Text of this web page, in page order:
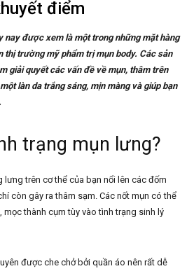
điểm
nay được xem là một trong những mặt hàng
thị trường mỹ phẩm trị mụn body. Các sản
giải quyết các vấn đề về mụn, thâm trên
làn da trắng sáng, mịn màng và giúp bạn
trạng mụn lưng?
lưng trên cơ thể của bạn nổi lên các đốm
còn gây ra thâm sạm. Các nốt mụn có thể
thành cụm tùy vào tình trạng sinh lý
được che chở bởi quần áo nên rất dễ